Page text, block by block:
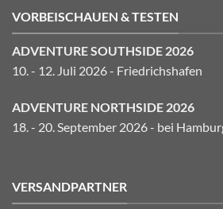
VORBEISCHAUEN & TESTEN
ADVENTURE SOUTHSIDE 2026
10. - 12. Juli 2026 - Friedrichshafen
ADVENTURE NORTHSIDE 2026
18. - 20. September 2026 - bei
VERSANDPARTNER